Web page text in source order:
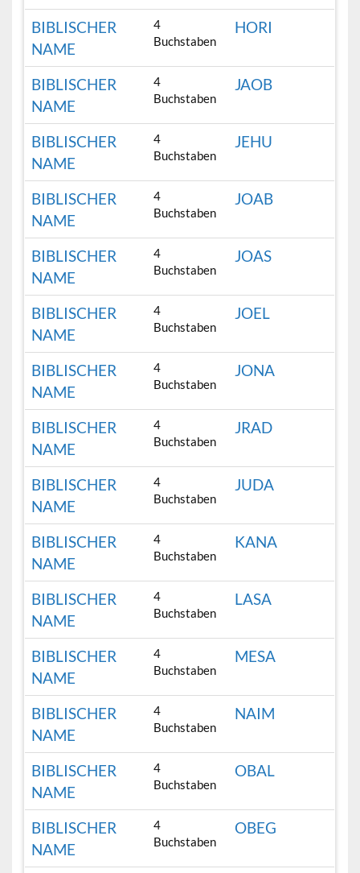
BIBLISCHER
NAME
4
Buchstaben
HORI
BIBLISCHER
NAME
4
Buchstaben
JAOB
BIBLISCHER
NAME
4
Buchstaben
JEHU
BIBLISCHER
NAME
4
Buchstaben
JOAB
BIBLISCHER
NAME
4
Buchstaben
JOAS
BIBLISCHER
NAME
4
Buchstaben
JOEL
BIBLISCHER
NAME
4
Buchstaben
JONA
BIBLISCHER
NAME
4
Buchstaben
JRAD
BIBLISCHER
NAME
4
Buchstaben
JUDA
BIBLISCHER
NAME
4
Buchstaben
KANA
BIBLISCHER
NAME
4
Buchstaben
LASA
BIBLISCHER
NAME
4
Buchstaben
MESA
BIBLISCHER
NAME
4
Buchstaben
NAIM
BIBLISCHER
NAME
4
Buchstaben
OBAL
BIBLISCHER
NAME
4
Buchstaben
OBEG